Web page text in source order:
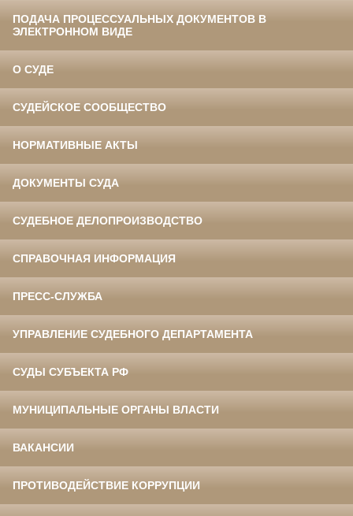
ПОДАЧА ПРОЦЕССУАЛЬНЫХ ДОКУМЕНТОВ В
ЭЛЕКТРОННОМ ВИДЕ
О СУДЕ
СУДЕЙСКОЕ СООБЩЕСТВО
НОРМАТИВНЫЕ АКТЫ
ДОКУМЕНТЫ СУДА
СУДЕБНОЕ ДЕЛОПРОИЗВОДСТВО
СПРАВОЧНАЯ ИНФОРМАЦИЯ
ПРЕСС-СЛУЖБА
УПРАВЛЕНИЕ СУДЕБНОГО ДЕПАРТАМЕНТА
СУДЫ СУБЪЕКТА РФ
МУНИЦИПАЛЬНЫЕ ОРГАНЫ ВЛАСТИ
ВАКАНСИИ
ПРОТИВОДЕЙСТВИЕ КОРРУПЦИИ